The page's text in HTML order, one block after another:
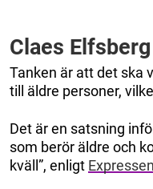
Claes Elfsberg
Tanken är att det ska
till äldre personer,
Det är en satsning
som berör äldre och
kväll”, enligt Expressen